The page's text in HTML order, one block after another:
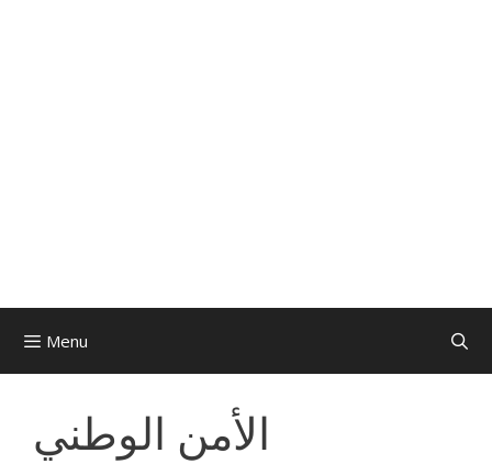
Menu
الأمن الوطني